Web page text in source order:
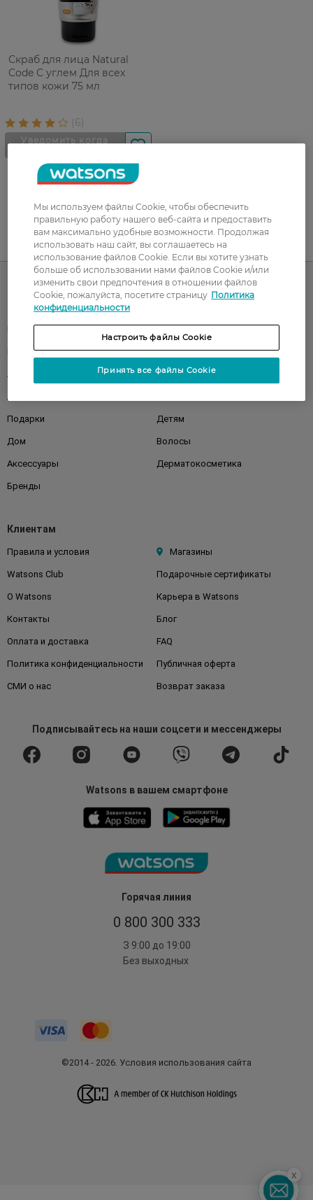
Скраб для лица Natural
Code С углем Для всех
типов кожи 75 мл
UA RU
Горячая линия
0 800 300 333
З 9:00 до 19:00
Без выходных
Каталог
Корейская косметика
Парфюмерия Здоровье
Акции Макияж
Лицо
Подарки Детям
Дом Волосы
Аксессуары Дерматокосметика
Бренды
Клиентам
Правила и условия Магазины
Watsons Club Подарочные сертификаты
О Watsons Карьера в Watsons
Контакты Блог
Оплата и доставка FAQ
Политика конфиденциальности Публичная оферта
СМИ о нас Возврат заказа
Подписывайтесьна наши соцсети и мессенджеры
Watsons в вашем смартфоне
©2014 - 2026. Условия использования сайта
x
Мы используем файлы Cookie, чтобы обеспечить
правильную работу нашего веб-сайта и предоставить
вам максимально удобные возможности. Продолжая
использовать наш сайт, вы соглашаетесь на
использование файлов Cookie. Если вы хотите узнать
больше об использовании нами файлов Cookie и/или
изменить свои предпочтения в отношении файлов
Cookie, пожалуйста, посетите страницу Политика
конфиденциальности
Настроить файлы Cookie
Принять все файлы Cookie